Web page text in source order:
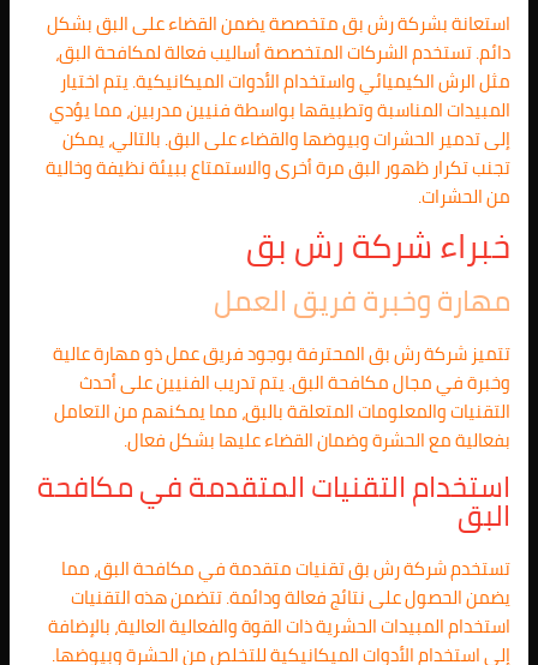
استعانة بشركة رش بق متخصصة يضمن القضاء على البق بشكل
دائم. تستخدم الشركات المتخصصة أساليب فعالة لمكافحة البق،
مثل الرش الكيميائي واستخدام الأدوات الميكانيكية. يتم اختيار
المبيدات المناسبة وتطبيقها بواسطة فنيين مدربين، مما يؤدي
إلى تدمير الحشرات وبيوضها والقضاء على البق. بالتالي، يمكن
تجنب تكرار ظهور البق مرة أخرى والاستمتاع ببيئة نظيفة وخالية
من الحشرات.
خبراء شركة رش بق
مهارة وخبرة فريق العمل
تتميز شركة رش بق المحترفة بوجود فريق عمل ذو مهارة عالية
وخبرة في مجال مكافحة البق. يتم تدريب الفنيين على أحدث
التقنيات والمعلومات المتعلقة بالبق، مما يمكنهم من التعامل
بفعالية مع الحشرة وضمان القضاء عليها بشكل فعال.
استخدام التقنيات المتقدمة في مكافحة
البق
تستخدم شركة رش بق تقنيات متقدمة في مكافحة البق، مما
يضمن الحصول على نتائج فعالة ودائمة. تتضمن هذه التقنيات
استخدام المبيدات الحشرية ذات القوة والفعالية العالية، بالإضافة
إلى استخدام الأدوات الميكانيكية للتخلص من الحشرة وبيوضها.